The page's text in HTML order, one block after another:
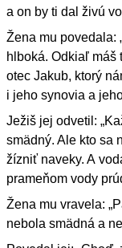
a on by ti dal živú
Žena mu povedala:
hlboká. Odkiaľ máš
otec Jakub, ktorý
i jeho synovia a
Ježiš jej odvetil:
smädný. Ale kto sa
žízniť naveky. A
prameňom vody
Žena mu vravela:
nebola smädná a